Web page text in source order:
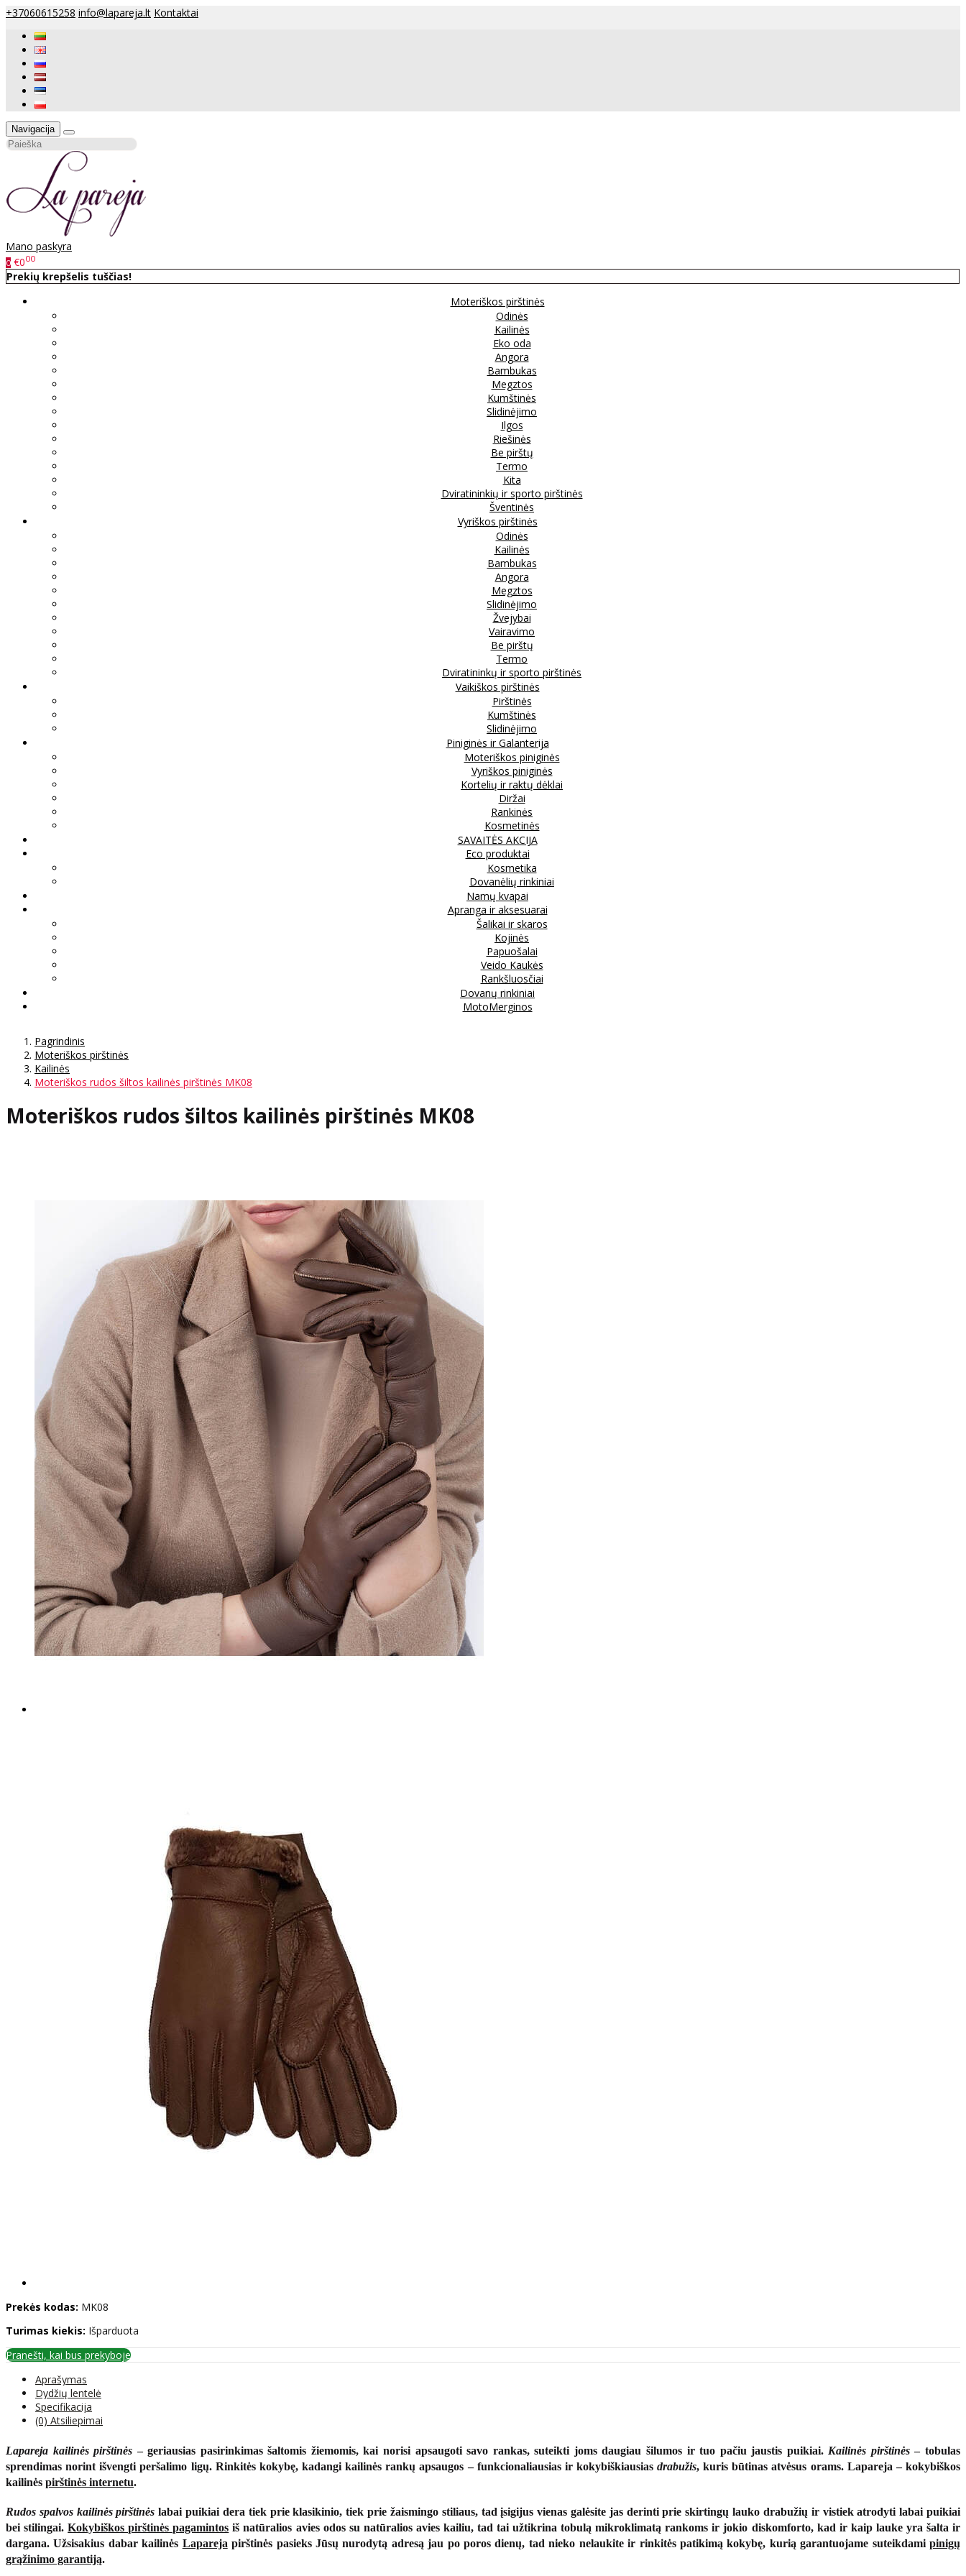
+37060615258 info@lapareja.lt Kontaktai
Navigacija
Mano paskyra
0 €000
Prekių krepšelis tuščias!
Moteriškos pirštinės
Odinės
Kailinės
Eko oda
Angora
Bambukas
Megztos
Kumštinės
Slidinėjimo
Ilgos
Riešinės
Be pirštų
Termo
Kita
Dviratininkių ir sporto pirštinės
Šventinės
Vyriškos pirštinės
Odinės
Kailinės
Bambukas
Angora
Megztos
Slidinėjimo
Žvejybai
Vairavimo
Be pirštų
Termo
Dviratininkų ir sporto pirštinės
Vaikiškos pirštinės
Pirštinės
Kumštinės
Slidinėjimo
Piniginės ir Galanterija
Moteriškos piniginės
Vyriškos piniginės
Kortelių ir raktų dėklai
Diržai
Rankinės
Kosmetinės
SAVAITĖS AKCIJA
Eco produktai
Kosmetika
Dovanėlių rinkiniai
Namų kvapai
Apranga ir aksesuarai
Šalikai ir skaros
Kojinės
Papuošalai
Veido Kaukės
Rankšluosčiai
Dovanų rinkiniai
MotoMerginos
Pagrindinis
Moteriškos pirštinės
Kailinės
Moteriškos rudos šiltos kailinės pirštinės MK08
Moteriškos rudos šiltos kailinės pirštinės MK08
Prekės kodas: MK08
Turimas kiekis: Išparduota
Pranešti, kai bus prekyboje
Aprašymas
Dydžių lentelė
Specifikacija
(0) Atsiliepimai
Lapareja kailinės pirštinės – geriausias pasirinkimas šaltomis žiemomis, kai norisi apsaugoti savo rankas, suteikti joms daugiau šilumos ir tuo pačiu jaustis puikiai. Kailinės pirštinės– tobulas
sprendimas norint išvengti peršalimo ligų. Rinkitės kokybę, kadangikailinės rankų apsaugos – funkcionaliausias ir kokybiškiausiasdrabužis, kuris būtinas atvėsus orams. Lapareja – kokybiškos
kailinės pirštinės internetu.
Rudos spalvos kailinės pirštinės labai puikiai dera tiek prie klasikinio, tiek prie žaismingo stiliaus, tad įsigijus vienas galėsite jas derinti prie skirtingų lauko drabužių ir vistiek atrodyti labai puikiai
bei stilingai.Kokybiškos pirštinės pagamintos iš natūralios avies odos su natūralios avies kailiu, tad tai užtikrina tobulą mikroklimatą rankoms ir jokio diskomforto, kad ir kaip lauke yra šalta ir
dargana.Užsisakius dabarkailinės Lapareja pirštinės pasieks Jūsų nurodytą adresą jau po poros dienų, tad nieko nelaukite ir rinkitės patikimą kokybę, kurią garantuojame suteikdamipinigų
grąžinimo garantiją.